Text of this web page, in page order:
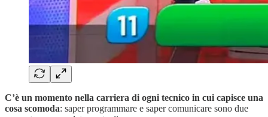
C’è un momento nella carriera di ogni tecnico in cui capisce una
cosa scomoda: saper programmare e saper comunicare sono due